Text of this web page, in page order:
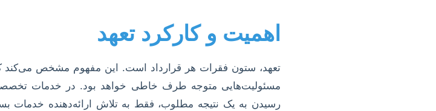
اهمیت و کارکرد تعهد
تعهد، ستون فقرات هر قرارداد است. این مفهوم مشخص
مسئولیت‌هایی متوجه طرف خاطی خواهد بود. در خدمات
رسیدن به یک نتیجه مطلوب، فقط به تلاش ارائه‌دهنده خدمات